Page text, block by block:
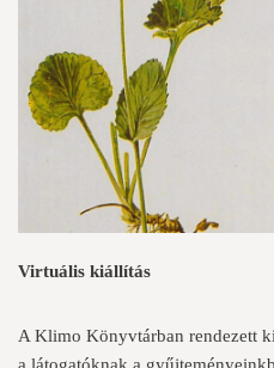
Virtuális kiállítás
A Klimo Könyvtárban rendezett
a látogatóknak a